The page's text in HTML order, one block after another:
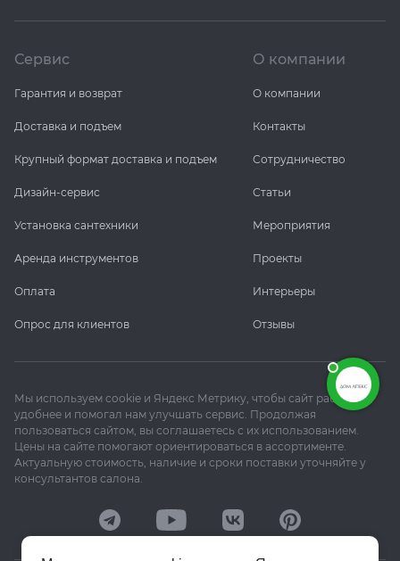
Сервис
Гарантия и возврат
Доставка и подъем
Крупный формат доставка и подъем
Дизайн-сервис
Установка сантехники
Аренда инструментов
Оплата
Опрос для клиентов
О компании
О компании
Контакты
Сотрудничество
Статьи
Мероприятия
Проекты
Интерьеры
Отзывы
Мы используем cookie и Яндекс Метрику, чтобы сайт работал
удобнее и помогал нам улучшать сервис. Продолжая
пользоваться сайтом, вы соглашаетесь с их использованием.
Цены на сайте помогают ориентироваться в ассортименте.
Актуальную стоимость, наличие и сроки поставки уточняйте у
консультантов салона.